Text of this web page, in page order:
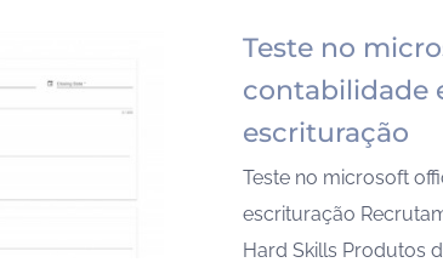
Teste no
contabilidade
escrituração
Teste no microsoft
escrituração
Hard Skills Produtos